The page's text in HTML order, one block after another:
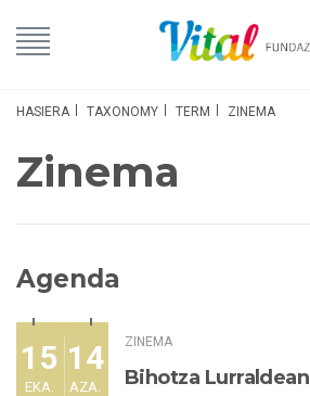
HASIERA TAXONOMY TERM ZINEMA
Zinema
Agenda
15
EKA.
14
AZA.
ZINEMA
Bihotza Lurraldean